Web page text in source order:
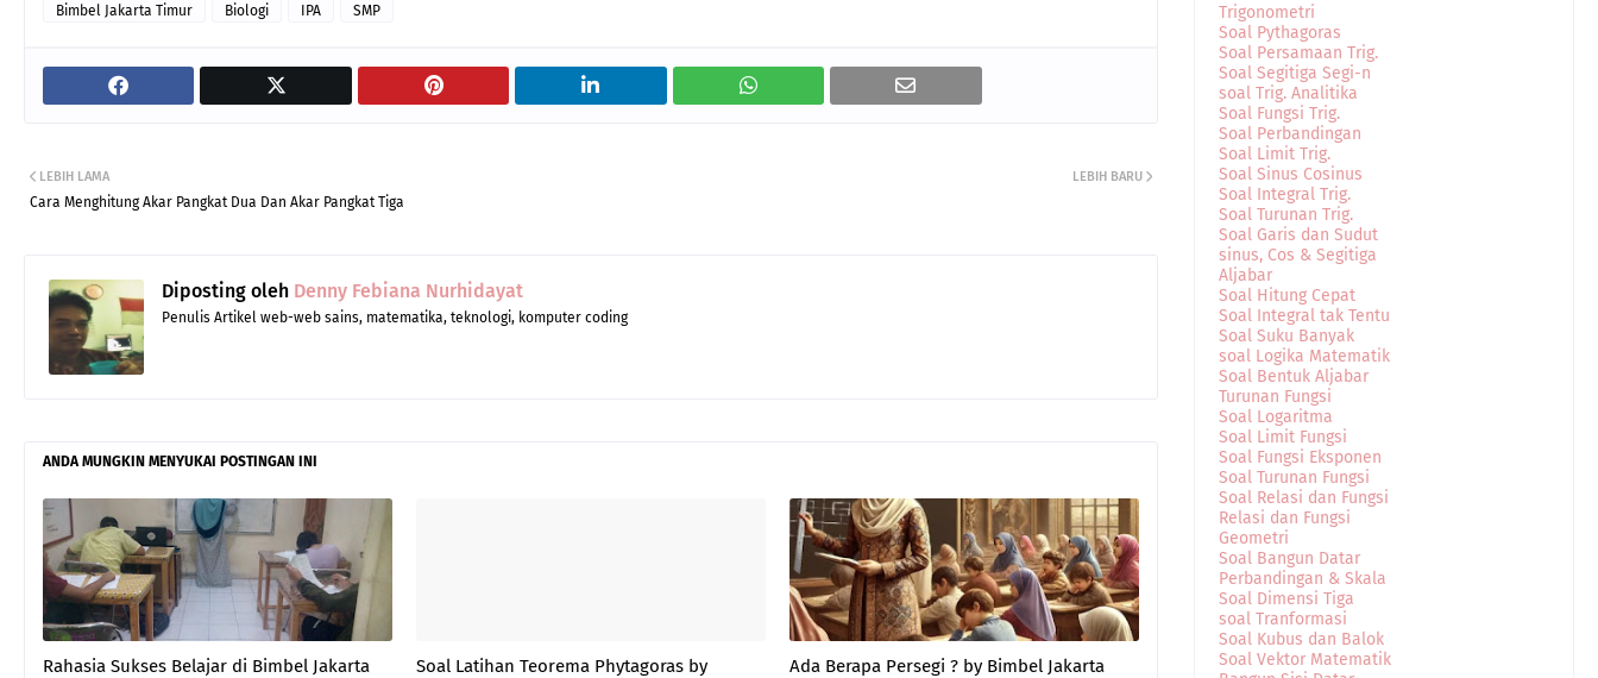
Bimbel Jakarta Timur Biologi IPA SMP
LEBIH BARU
LEBIH LAMA
Cara Menghitung Akar Pangkat Dua Dan Akar Pangkat Tiga
Diposting oleh Denny Febiana Nurhidayat
Penulis Artikel web-web sains, matematika, teknologi, komputer coding
ANDA MUNGKIN MENYUKAI POSTINGAN INI
Rahasia Sukses Belajar di Bimbel Jakarta Soal Latihan Teorema Phytagoras by Ada Berapa Persegi ? by Bimbel Jakarta
Trigonometri
Soal Pythagoras
Soal Persamaan Trig.
Soal Segitiga Segi-n
soal Trig. Analitika
Soal Fungsi Trig.
Soal Perbandingan
Soal Limit Trig.
Soal Sinus Cosinus
Soal Integral Trig.
Soal Turunan Trig.
Soal Garis dan Sudut
sinus, Cos & Segitiga
Aljabar
Soal Hitung Cepat
Soal Integral tak Tentu
Soal Suku Banyak
soal Logika Matematik
Soal Bentuk Aljabar
Turunan Fungsi
Soal Logaritma
Soal Limit Fungsi
Soal Fungsi Eksponen
Soal Turunan Fungsi
Soal Relasi dan Fungsi
Relasi dan Fungsi
Geometri
Soal Bangun Datar
Perbandingan & Skala
Soal Dimensi Tiga
soal Tranformasi
Soal Kubus dan Balok
Soal Vektor Matematik